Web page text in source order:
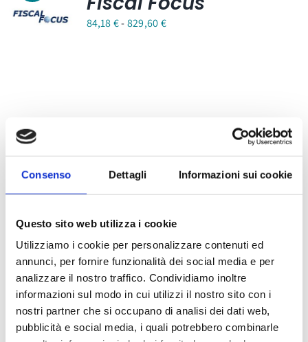
Consenso Dettagli Informazioni sui cookie
Questo sito web utilizza i cookie
Utilizziamo i cookie per personalizzare contenuti ed
annunci, per fornire funzionalità dei social media e per
analizzare il nostro traffico. Condividiamo inoltre
informazioni sul modo in cui utilizzi il nostro sito con i
nostri partner che si occupano di analisi dei dati web,
pubblicità e social media, i quali potrebbero combinarle
84,18€-829,60€Fascia
Lettore Smart Card
USB
24,40€
Carta Filigranata
CCIAA